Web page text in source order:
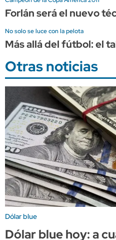
Forlán será el nuevo
No solo se luce con la pelota
Más allá del fútbol: el
Otras noticias
Dólar blue
Dólar blue hoy: a